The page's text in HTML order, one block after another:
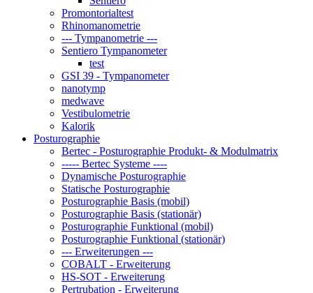
Promontorialtest
Rhinomanometrie
--- Tympanometrie ---
Sentiero Tympanometer
test
GSI 39 - Tympanometer
nanotymp
medwave
Vestibulometrie
Kalorik
Posturographie
Bertec - Posturographie Produkt- & Modulmatrix
----- Bertec Systeme ----
Dynamische Posturographie
Statische Posturographie
Posturographie Basis (mobil)
Posturographie Basis (stationär)
Posturographie Funktional (mobil)
Posturographie Funktional (stationär)
--- Erweiterungen ---
COBALT - Erweiterung
HS-SOT - Erweiterung
Pertrubation - Erweiterung